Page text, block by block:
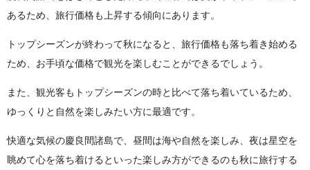
あるため、旅行価格も上昇する傾向にあります。
トップシーズンが終わって秋になると、旅行価格も落ち着き始める
ため、お手頃な価格で観光を楽しむことができるでしょう。
また、観光客もトップシーズンの時と比べて落ち着いているため、
ゆっくりと自然を楽しみたい方に最適です。
快適な気候の慶良間諸島で、昼間は海や自然を楽しみ、夜は星空を
眺めて心を落ち着けるといった楽しみ方ができるのも秋に旅行する